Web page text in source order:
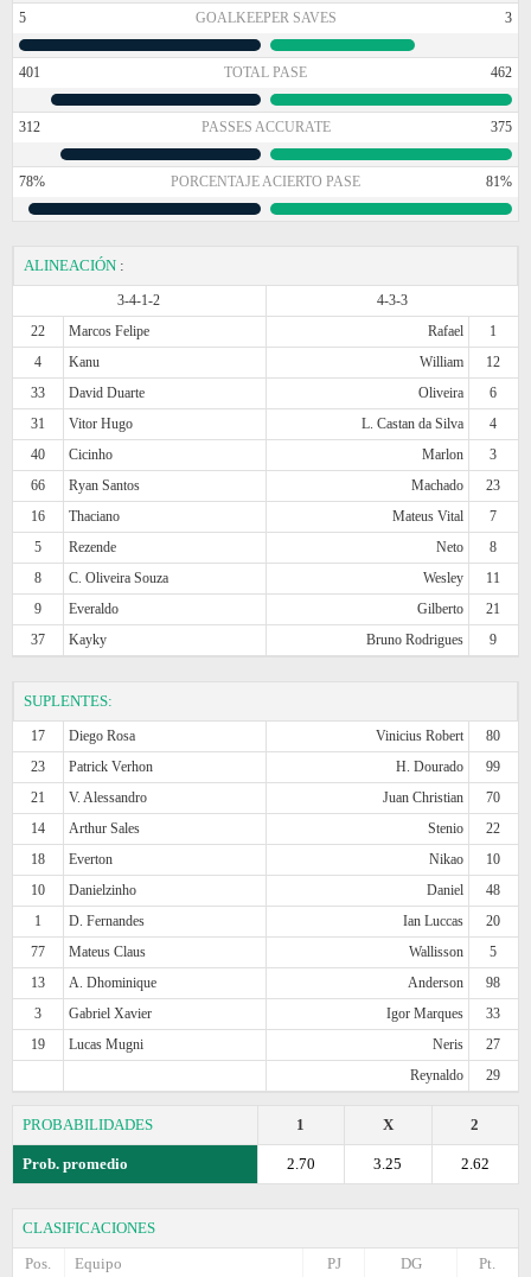
5 GOALKEEPER SAVES 3
401 TOTAL PASE 462
312 PASSES ACCURATE 375
78% PORCENTAJE ACIERTO PASE 81%
ALINEACIÓN :
3-4-1-2
4-3-3
22
Marcos Felipe Rafael
1
4
Kanu William
12
33
David Duarte Oliveira
6
31
Vitor Hugo L. Castan da Silva
4
40
Cicinho Marlon
3
66
Ryan Santos Machado
23
16
Thaciano Mateus Vital
7
5
Rezende Neto
8
8
C. Oliveira Souza Wesley
11
9
Everaldo Gilberto
21
37
Kayky Bruno Rodrigues 9
SUPLENTES:
17 Diego Rosa Vinicius Robert
80
23
Patrick Verhon H. Dourado
99
21
V. Alessandro Juan Christian
70
14
Arthur Sales Stenio
22
18
Everton Nikao
10
10
Danielzinho Daniel
48
1
D. Fernandes Ian Luccas
20
77
Mateus Claus Wallisson
5
13
A. Dhominique Anderson
98
3
Gabriel Xavier Igor Marques
33
19
Lucas Mugni Neris
27
Reynaldo
29
PROBABILIDADES 2
X
1
Prob. promedio 2.62
3.25
2.70
CLASIFICACIONES
Pos.
Equipo Pt.
DG
PJ